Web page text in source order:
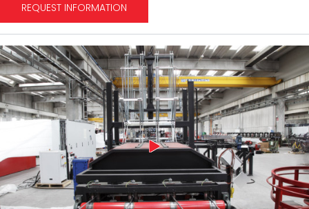
REQUEST INFORMATION